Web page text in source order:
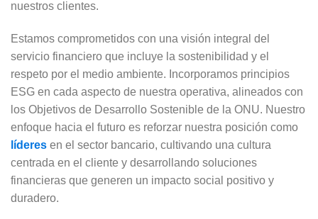
nuestros clientes.
Estamos comprometidos con una visión integral del
servicio financiero que incluye la sostenibilidad y el
respeto por el medio ambiente. Incorporamos principios
ESG en cada aspecto de nuestra operativa, alineados con
los Objetivos de Desarrollo Sostenible de la ONU. Nuestro
enfoque hacia el futuro es reforzar nuestra posición como
líderes en el sector bancario, cultivando una cultura
centrada en el cliente y desarrollando soluciones
financieras que generen un impacto social positivo y
duradero.